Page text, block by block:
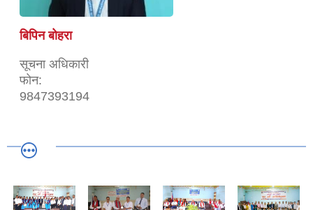
बिपिन बोहरा
सूचना अधिकारी
फोन:
9847393194